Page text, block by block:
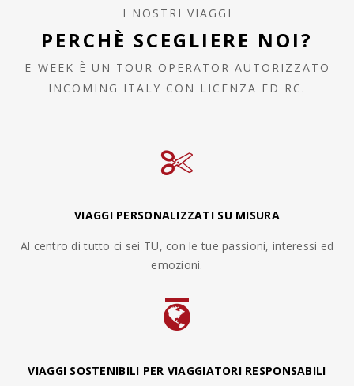
I NOSTRI VIAGGI
PERCHÈ SCEGLIERE NOI?
E-WEEK È UN TOUR OPERATOR AUTORIZZATO
INCOMING ITALY CON LICENZA ED RC.
VIAGGI PERSONALIZZATI SU MISURA
Al centro di tutto ci sei TU, con le tue passioni, interessi ed
emozioni.
VIAGGI SOSTENIBILI PER VIAGGIATORI RESPONSABILI